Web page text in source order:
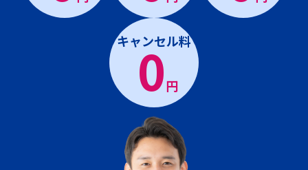
キャンセル料
0円